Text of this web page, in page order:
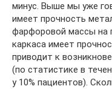
минус. Выше мы уже
имеет прочность
фарфоровой массы на
каркаса имеет
приводит к
(по статистике в
у 10% пациентов).